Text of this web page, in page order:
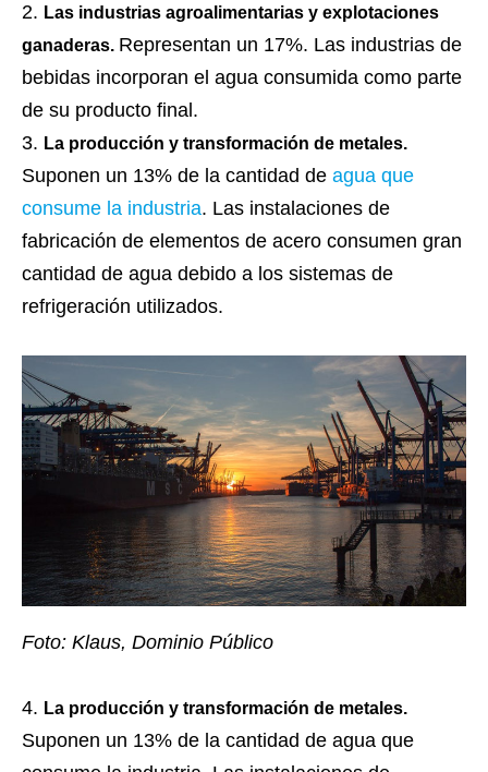
Las industrias agroalimentarias y explotaciones
ganaderas. Representan un 17%. Las industrias de
bebidas incorporan el agua consumida como parte
de su producto final.
La producción y transformación de metales.
Suponen un 13% de la cantidad de agua que
consume la industria. Las instalaciones de
fabricación de elementos de acero consumen gran
cantidad de agua debido a los sistemas de
refrigeración utilizados.
Foto: Klaus, Dominio Público
La producción y transformación de metales.
Suponen un 13% de la cantidad de agua que